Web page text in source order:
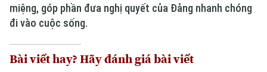
miệng, góp phần đưa nghị quyết của Đảng nhanh chóng
đi vào cuộc sống.
Bài viết hay? Hãy đánh giá bài viết